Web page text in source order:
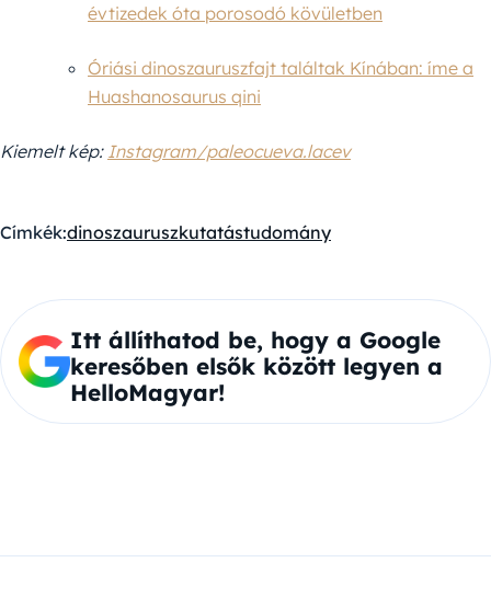
évtizedek óta porosodó kövületben
Óriási dinoszauruszfajt találtak Kínában: íme a
Huashanosaurus qini
Kiemelt kép: Instagram/paleocueva.lacev
Címkék:dinoszauruszkutatástudomány
Itt állíthatod be, hogy a Google
keresőben elsők között legyen a
HelloMagyar!